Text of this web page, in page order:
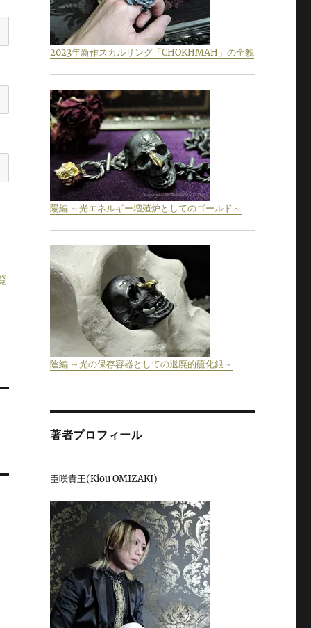
2023年新作スカルリング「CHOKHMAH」の全貌
陽編 ～光エネルギー増殖炉としてのゴールド～
陰編 ～光の保存容器としての退廃的硫化銀～
著者プロフィール
臣咲貴王(Kiou OMIZAKI)